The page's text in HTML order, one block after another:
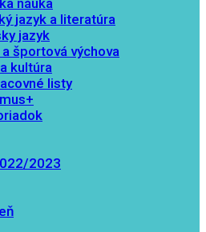
náuka
jazyk a literatúra
jazyk
športová výchova
kultúra
listy
2023